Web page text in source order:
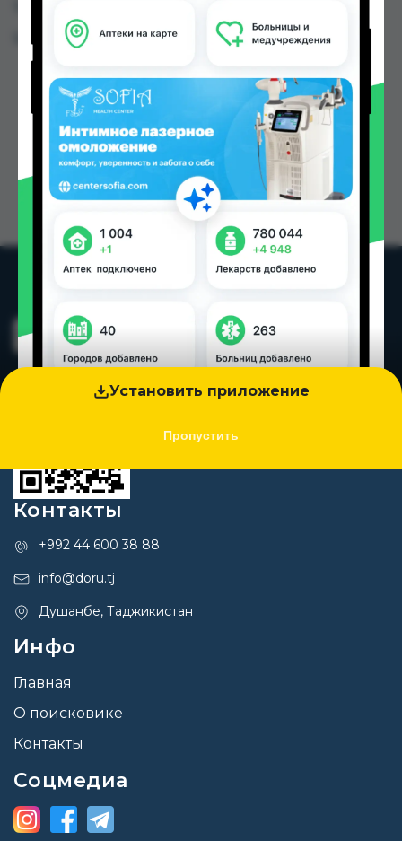
Установить приложение
Пропустить
Цена: от68.00 TJS
Контакты
+992 44 600 38 88
info@doru.tj
Душанбе, Таджикистан
Инфо
Главная
О поисковике
Контакты
Соцмедиа